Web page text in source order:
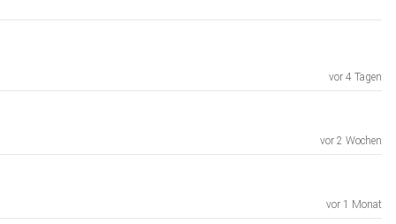
vor 4 Tagen
vor 2 Wochen
vor 1 Monat